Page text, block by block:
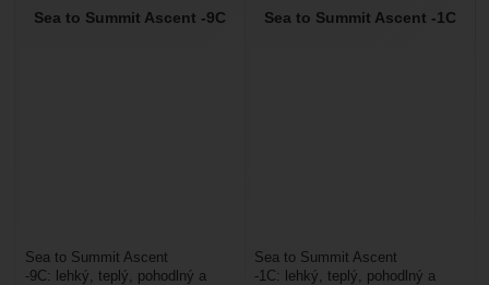
Sea to Summit Ascent -9C
Sea to Summit Ascent
-9C: lehký, teplý, pohodlný a
Sea to Summit Ascent -1C
Sea to Summit Ascent
-1C: lehký, teplý, pohodlný a